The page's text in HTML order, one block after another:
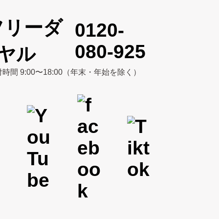
0120-
080-925
時間 9:00〜18:00（年末・年始を除く）